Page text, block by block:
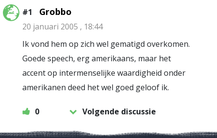
#1 Grobbo
20 januari 2005 , 18:44
Ik vond hem op zich wel gematigd overkomen.
Goede speech, erg amerikaans, maar het
accent op intermenselijke waardigheid onder
amerikanen deed het wel goed geloof ik.
0 Volgende discussie